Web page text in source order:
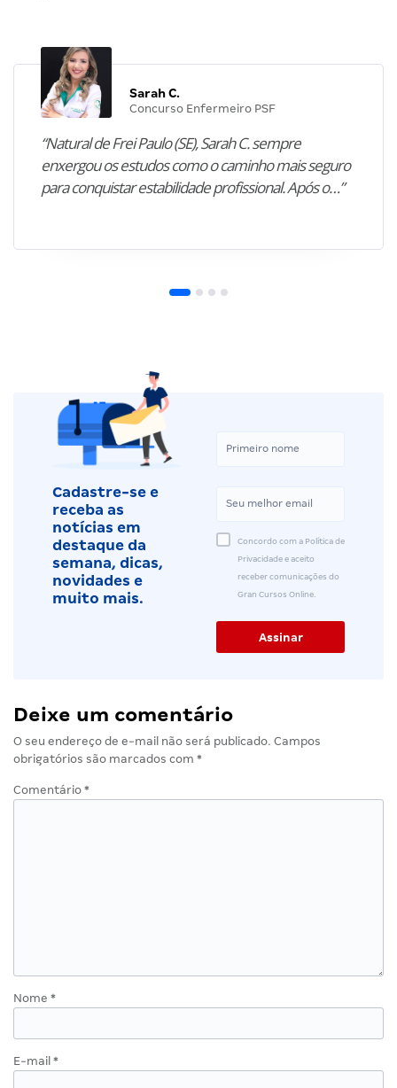
Sarah C.
Concurso Enfermeiro PSF
“Natural de Frei Paulo (SE), Sarah C. sempre
enxergou os estudos como o caminho mais seguro
para conquistar estabilidade profissional. Após o…”
Cadastre-se e
receba as
notícias em
destaque da
semana, dicas,
novidades e
muito mais.
Concordo com a Política de
Privacidade e aceito
receber comunicações do
Gran Cursos Online.
Deixe um comentário
O seu endereço de e-mail não será publicado. Campos
obrigatórios são marcados com *
Comentário *
Nome *
E-mail *